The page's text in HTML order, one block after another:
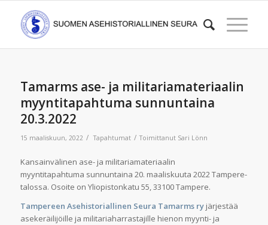
Tamarms ase- ja militariamateriaalin
myyntitapahtuma sunnuntaina
20.3.2022
15 maaliskuun, 2022 / Tapahtumat / Toimittanut Sari Lönn
Kansainvälinen ase- ja militariamateriaalin
myyntitapahtuma sunnuntaina 20. maaliskuuta 2022 Tampere-
talossa. Osoite on Yliopistonkatu 55, 33100 Tampere.
Tampereen Asehistoriallinen Seura Tamarms ryjärjestää
asekeräilijöille ja militariaharrastajille hienon myynti- ja